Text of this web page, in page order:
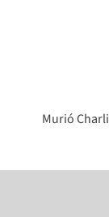
Murió